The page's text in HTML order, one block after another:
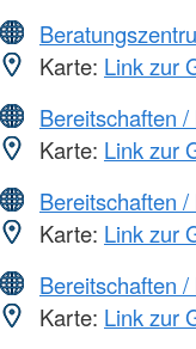
Karte: Link zur
Bereitschaften
Karte: Link zur
Bereitschaften
Karte: Link zur
Bereitschaften
Karte: Link zur